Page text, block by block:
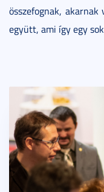
összefognak,
együtt, ami így egy